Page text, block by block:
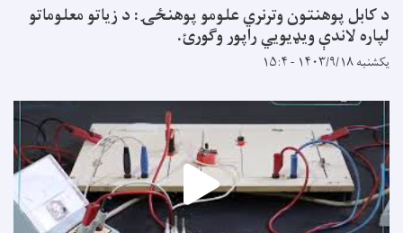
د کابل پوهنتون وترنري علومو پوهنځۍ: د زیاتو معلوماتو
لپاره لاندې ویډیويي راپور وګورئ.
یکشنبه ۱۴۰۳/۹/۱۸ - ۱۵:۴